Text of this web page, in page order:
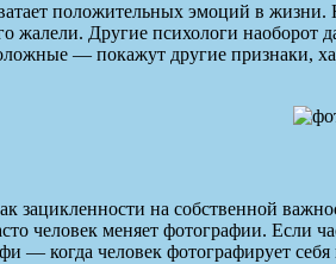
положительных эмоций в
жалели. Другие психологи
— покажут другие признаки,
зацикленности на собственной
человек меняет фотографии. Если
— когда человек фотографирует